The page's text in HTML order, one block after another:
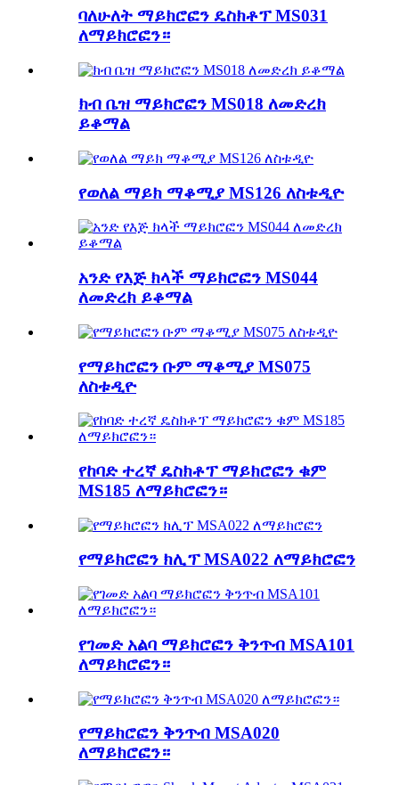
ባለሁለት ማይክሮፎን ዴስክቶፕ MS031
ለማይክሮፎን።
ክብ ቤዝ ማይክሮፎን MS018 ለመድረክ
ይቆማል
የወለል ማይክ ማቆሚያ MS126 ለስቱዲዮ
አንድ የእጅ ክላች ማይክሮፎን MS044
ለመድረክ ይቆማል
የማይክሮፎን ቡም ማቆሚያ MS075
ለስቱዲዮ
የከባድ ተረኛ ዴስክቶፕ ማይክሮፎን ቁም
MS185 ለማይክሮፎን።
የማይክሮፎን ክሊፕ MSA022 ለማይክሮፎን
የገመድ አልባ ማይክሮፎን ቅንጥብ MSA101
ለማይክሮፎን።
የማይክሮፎን ቅንጥብ MSA020
ለማይክሮፎን።